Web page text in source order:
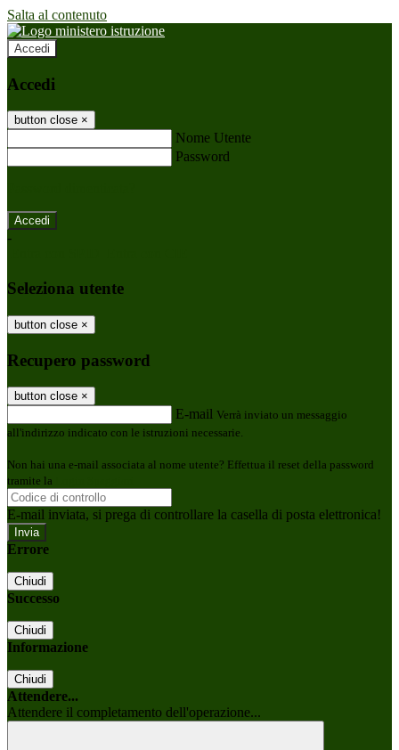
Salta al contenuto
Accedi
Accedi
button close ×
Nome Utente
Password
-
Seleziona utente
button close ×
Recupero password
button close ×
E-mail Verrà inviato un messaggio
all'indirizzo indicato con le istruzioni necessarie.
Non hai una e-mail associata al nome utente? Effettua il reset della password
tramite la
E-mail inviata, si prega di controllare la casella di posta elettronica!
Errore
Chiudi
Successo
Chiudi
Informazione
Chiudi
Attendere...
Attendere il completamento dell'operazione...